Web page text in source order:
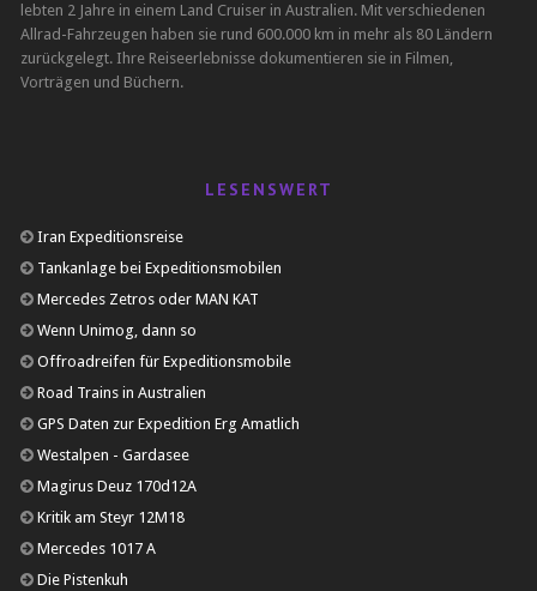
lebten 2 Jahre in einem Land Cruiser in Australien. Mit verschiedenen
Allrad-Fahrzeugen haben sie rund 600.000 km in mehr als 80 Ländern
zurückgelegt. Ihre Reiseerlebnisse dokumentieren sie in Filmen,
Vorträgen und Büchern.
LESENSWERT
Iran Expeditionsreise
Tankanlage bei Expeditionsmobilen
Mercedes Zetros oder MAN KAT
Wenn Unimog, dann so
Offroadreifen für Expeditionsmobile
Road Trains in Australien
GPS Daten zur Expedition Erg Amatlich
Westalpen - Gardasee
Magirus Deuz 170d12A
Kritik am Steyr 12M18
Mercedes 1017 A
Die Pistenkuh